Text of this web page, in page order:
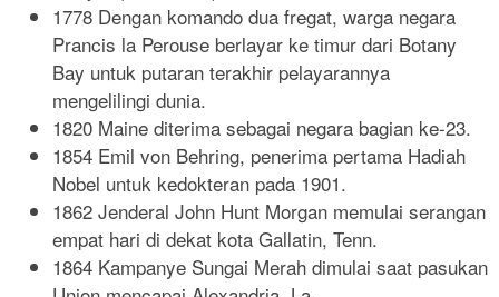
1778 Dengan komando dua fregat, warga negara
Prancis la Perouse berlayar ke timur dari Botany
Bay untuk putaran terakhir pelayarannya
mengelilingi dunia.
1820 Maine diterima sebagai negara bagian ke-23.
1854 Emil von Behring, penerima pertama Hadiah
Nobel untuk kedokteran pada 1901.
1862 Jenderal John Hunt Morgan memulai serangan
empat hari di dekat kota Gallatin, Tenn.
1864 Kampanye Sungai Merah dimulai saat pasukan